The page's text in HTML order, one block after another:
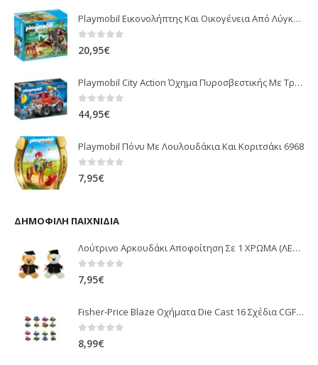
Playmobil Εικονολήπτης Και Οικογένεια Από Λύγκες 5561
0 out of 5
20,95€
Playmobil City Action Όχημα Πυροσβεστικής Με Τροχαλία Ρυμούλκησης 9466
0 out of 5
44,95€
Playmobil Πόνυ Με Λουλουδάκια Και Κοριτσάκι 6968
0out of 5
7,95€
ΔΗΜΟΦΙΛΉ ΠΑΙΧΝΊΔΙΑ
Λούτρινο Αρκουδάκι Αποφοίτηση Σε 1 ΧΡΩΜΑ (ΛΕΥΚΟ)25Εκ 1850
0out of 5
7,95€
Fisher-Price Blaze Οχήματα Die Cast 16 Σχέδια CGF20
0 out of 5
8,99€